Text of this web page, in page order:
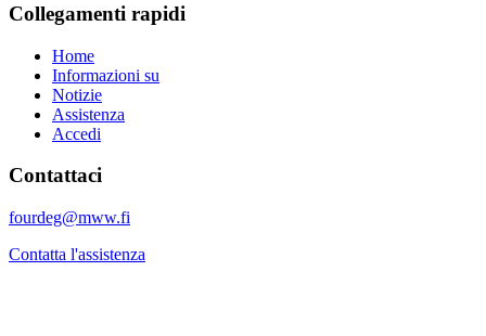
Collegamenti rapidi
Home
Informazioni su
Notizie
Assistenza
Accedi
Contattaci
fourdeg@mww.fi
Contatta l'assistenza